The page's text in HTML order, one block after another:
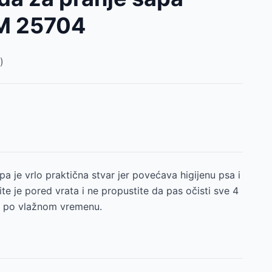
25704
je vrlo praktična stvar jer povećava higijenu psa i
je pored vrata i ne propustite da pas očisti sve 4
vlažnom vremenu.